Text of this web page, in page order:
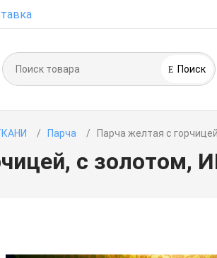
Поиск
Парча Парча желтая с
с